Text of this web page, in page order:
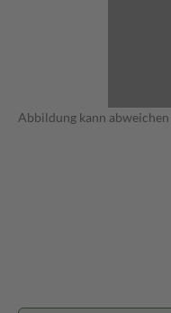
Abbildung kann abweichen